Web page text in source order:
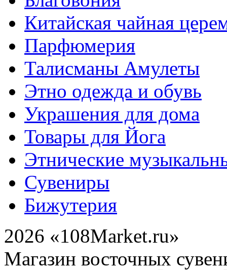
Китайская чайная
Парфюмерия
Талисманы Амулеты
Этно одежда и обувь
Украшения для дома
Товары для Йога
Этнические
Сувениры
Бижутерия
2026 «108Market.ru»
Магазин восточных